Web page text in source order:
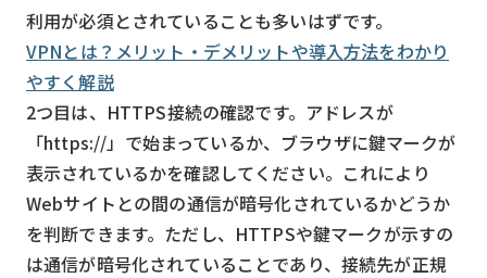
利用が必須とされていることも多いはずです。
VPNとは？メリット・デメリットや導入方法をわかり
やすく解説
2つ目は、HTTPS接続の確認です。アドレスが
「https://」で始まっているか、ブラウザに鍵マークが
表示されているかを確認してください。これにより
Webサイトとの間の通信が暗号化されているかどうか
を判断できます。ただし、HTTPSや鍵マークが示すの
は通信が暗号化されていることであり、接続先が正規